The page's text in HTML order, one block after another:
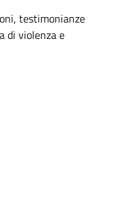
testimonianze
di violenza e